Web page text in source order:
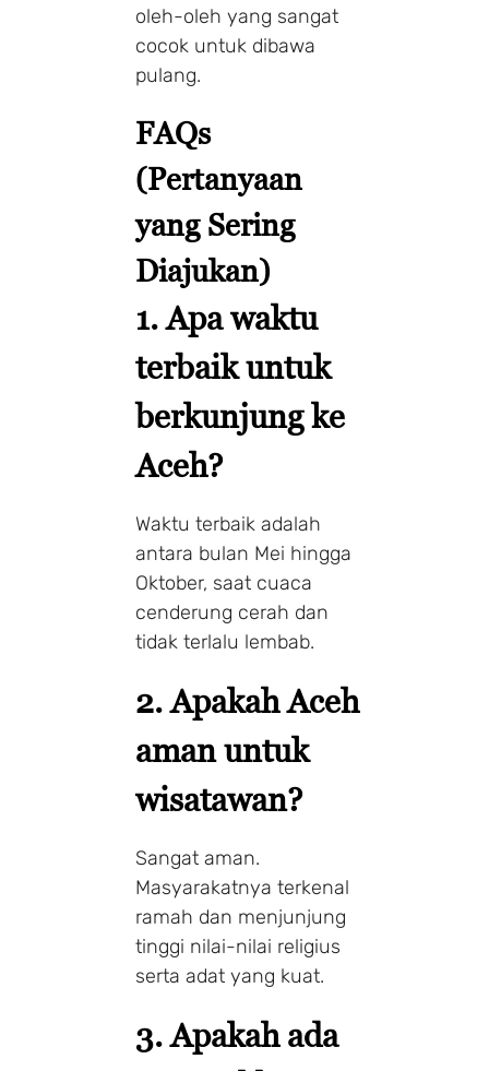
oleh-oleh yang sangat
cocok untuk dibawa
pulang.
FAQs
(Pertanyaan
yang Sering
Diajukan)
1.Apa waktu
terbaik untuk
berkunjung ke
Aceh?
Waktu terbaik adalah
antara bulan Mei hingga
Oktober, saat cuaca
cenderung cerah dan
tidak terlalu lembab.
2.Apakah Aceh
aman untuk
wisatawan?
Sangat aman.
Masyarakatnya terkenal
ramah dan menjunjung
tinggi nilai-nilai religius
serta adat yang kuat.
3.Apakah ada
Make a Booking
1 Adults 1 Room
Search